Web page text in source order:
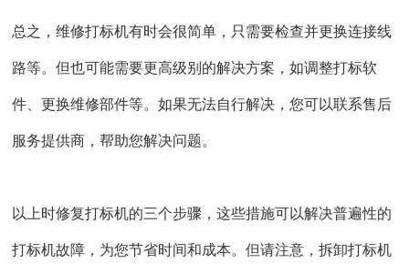
总之，维修打标机有时会很简单，只需要检查并更换连接线
路等。但也可能需要更高级别的解决方案，如调整打标软
件、更换维修部件等。如果无法自行解决，您可以联系售后
服务提供商，帮助您解决问题。
以上时修复打标机的三个步骤，这些措施可以解决普遍性的
打标机故障，为您节省时间和成本。但请注意，拆卸打标机